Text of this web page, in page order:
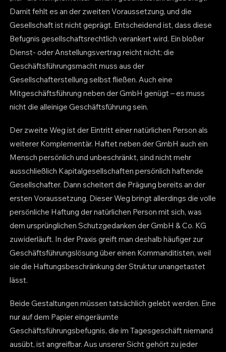
Damit fehlt es an der zweiten Voraussetzung, und die
Gesellschaft ist nicht geprägt. Entscheidend ist, dass diese
Befugnis gesellschaftsrechtlich verankert wird. Ein bloßer
Dienst- oder Anstellungsvertrag reicht nicht; die
Geschäftsführungsmacht muss aus der
Gesellschafterstellung selbst fließen. Auch eine
Mitgeschäftsführung neben der GmbH genügt – es muss
nicht die alleinige Geschäftsführung sein.
Der zweite Weg ist der Eintritt einer natürlichen Person als
weiterer Komplementär. Haftet neben der GmbH auch ein
Mensch persönlich und unbeschränkt, sind nicht mehr
ausschließlich Kapitalgesellschaften persönlich haftende
Gesellschafter. Dann scheitert die Prägung bereits an der
ersten Voraussetzung. Dieser Weg bringt allerdings die volle
persönliche Haftung der natürlichen Person mit sich, was
dem ursprünglichen Schutzgedanken der GmbH & Co. KG
zuwiderläuft. In der Praxis greift man deshalb häufiger zur
Geschäftsführungslösung über einen Kommanditisten, weil
sie die Haftungsbeschränkung der Struktur unangetastet
lässt.
Beide Gestaltungen müssen tatsächlich gelebt werden. Eine
nur auf dem Papier eingeräumte
Geschäftsführungsbefugnis, die im Tagesgeschäft niemand
ausübt, ist angreifbar. Aus unserer Sicht gehört zu jeder